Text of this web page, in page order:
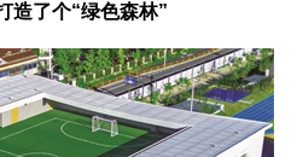
造了个“绿色森林”